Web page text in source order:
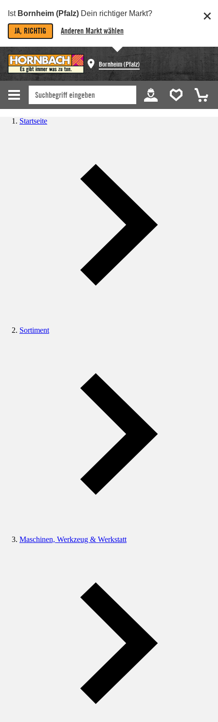
Ist Bornheim (Pfalz) Dein richtiger Markt?
JA, RICHTIG Anderen Markt wählen
Bornheim (Pfalz)
Startseite
Sortiment
Maschinen, Werkzeug & Werkstatt